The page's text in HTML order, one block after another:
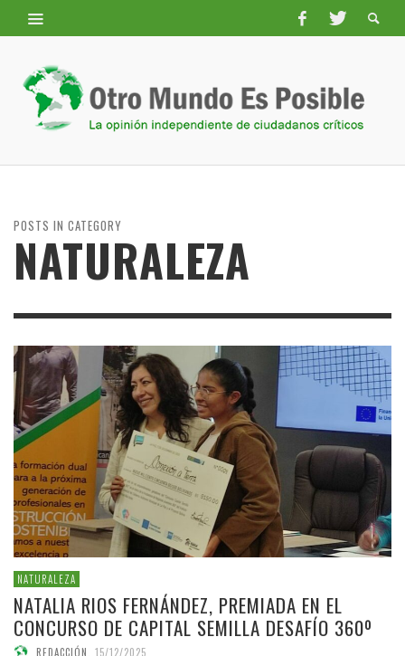
POSTS IN CATEGORY
NATURALEZA
NATURALEZA
NATALIA RIOS FERNÁNDEZ, PREMIADA EN EL
CONCURSO DE CAPITAL SEMILLA DESAFÍO 360º
REDACCIÓN 15/12/2025